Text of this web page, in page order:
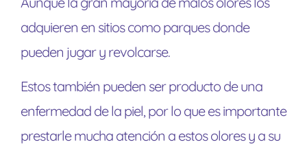
adquieren en sitios como parques donde
pueden jugar y revolcarse.
Estos también pueden ser producto de una
enfermedad de la piel, por lo que es importante
prestarle mucha atención a estos olores y a su